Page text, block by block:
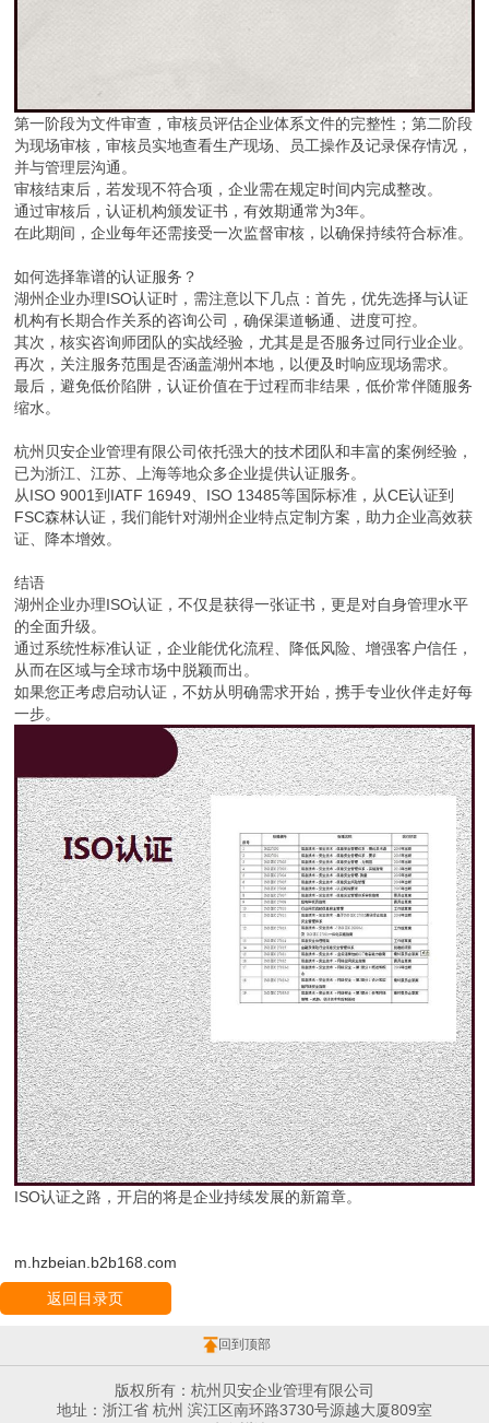
第一阶段为文件审查，审核员评估企业体系文件的完整性；第二阶段
为现场审核，审核员实地查看生产现场、员工操作及记录保存情况，
并与管理层沟通。
审核结束后，若发现不符合项，企业需在规定时间内完成整改。
通过审核后，认证机构颁发证书，有效期通常为3年。
在此期间，企业每年还需接受一次监督审核，以确保持续符合标准。
如何选择靠谱的认证服务？
湖州企业办理ISO认证时，需注意以下几点：首先，优先选择与认证
机构有长期合作关系的咨询公司，确保渠道畅通、进度可控。
其次，核实咨询师团队的实战经验，尤其是是否服务过同行业企业。
再次，关注服务范围是否涵盖湖州本地，以便及时响应现场需求。
最后，避免低价陷阱，认证价值在于过程而非结果，低价常伴随服务
缩水。
杭州贝安企业管理有限公司依托强大的技术团队和丰富的案例经验，
已为浙江、江苏、上海等地众多企业提供认证服务。
从ISO 9001到IATF 16949、ISO 13485等国际标准，从CE认证到
FSC森林认证，我们能针对湖州企业特点定制方案，助力企业高效获
证、降本增效。
结语
湖州企业办理ISO认证，不仅是获得一张证书，更是对自身管理水平
的全面升级。
通过系统性标准认证，企业能优化流程、降低风险、增强客户信任，
从而在区域与全球市场中脱颖而出。
如果您正考虑启动认证，不妨从明确需求开始，携手专业伙伴走好每
一步。
ISO认证之路，开启的将是企业持续发展的新篇章。
m.hzbeian.b2b168.com
返回目录页
回到顶部
版权所有：杭州贝安企业管理有限公司
地址：浙江省 杭州 滨江区南环路3730号源越大厦809室